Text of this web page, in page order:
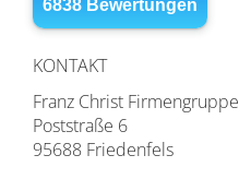
KONTAKT
Franz Christ Firmengruppe
Poststraße 6
95688 Friedenfels